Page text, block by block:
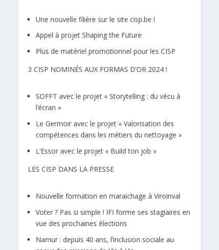
Une nouvelle filière sur le site cisp.be !
Appel à projet Shaping the Future
Plus de matériel promotionnel pour les CISP
3 CISP NOMINÉS AUX FORMAS D’OR 2024 !
SOFFT avec le projet « Storytelling : du vécu à
l’écran »
Le Germoir avec le projet « Valorisation des
compétences dans les métiers du nettoyage »
L’Essor avec le projet « Build ton job »
LES CISP DANS LA PRESSE
Nouvelle formation en maraichage à Viroinval
Voter ? Pas si simple ! IFI forme ses stagiaires en
vue des prochaines élections
Namur : depuis 40 ans, l’inclusion sociale au